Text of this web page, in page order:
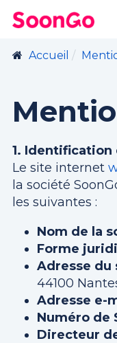
Accueil
1. Identification
Le site internet
la société
les suivantes :
Nom de la
Forme
Adresse du
44100
Adresse e-
Numéro de
Directeur